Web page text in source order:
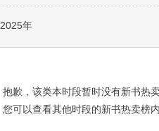
食品
手机
2025年
抱歉，该类本时段暂时没有新书热卖
您可以查看其他时段的新书热卖榜内